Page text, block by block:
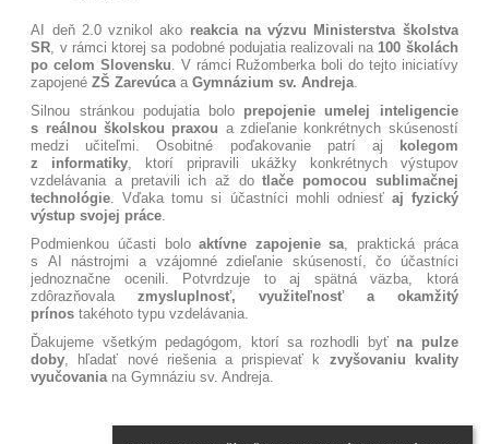
AI deň 2.0 vznikol ako reakcia na výzvu Ministerstva školstva
SR , v rámci ktorej sa podobné podujatia realizovali na 100 školách
po celom Slovensku . V rámci Ružomberka boli do tejto iniciatívy
zapojené ZŠ Zarevúca a Gymnázium sv. Andreja
Silnou stránkou podujatia bolo prepojenie umelej inteligencie
s reálnou školskou praxou a zdieľanie konkrétnych skúseností
medzi učiteľmi. Osobitné poďakovanie patrí aj
kolegom
z informatiky , ktorí pripravili ukážky konkrétnych výstupov
vzdelávania a pretavili ich až do tlače pomocou sublimačnej
technológie . Vďaka tomu si účastníci mohli odniesť aj fyzický
výstup svojej práce
Podmienkou účasti bolo aktívne zapojenie sa , praktická práca
s AI nástrojmi a vzájomné zdieľanie skúseností, čo účastníci
jednoznačne ocenili. Potvrdzuje to aj spätná väzba, ktorá
zdôrazňovala
zmysluplnosť, využiteľnosť a okamžitý
prínos takéhoto typu vzdelávania.
Ďakujeme všetkým pedagógom, ktorí sa rozhodli byť na pulze
doby , hľadať nové riešenia a prispievať k
zvyšovaniu kvality
vyučovania na Gymnáziu sv. Andreja.